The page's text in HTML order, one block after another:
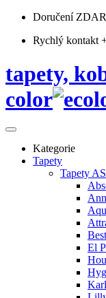
Doručení
Rychlý kontakt
tapety,
color
Kategorie
Tapety
Tapety
El